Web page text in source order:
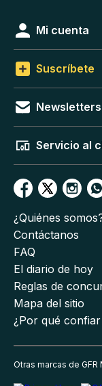
Mi cuenta
Suscríbete
Newsletters
Servicio al
¿Quiénes
Contáctanos
FAQ
El diario de hoy
Reglas de
Mapa del sitio
¿Por qué
Otras marcas de GFR